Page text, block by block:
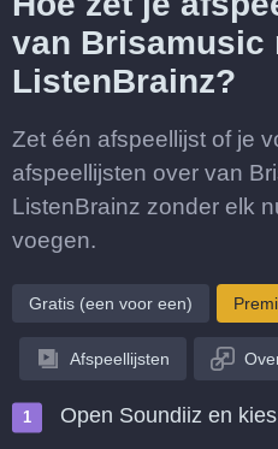
van Brisamusic
ListenBrainz?
Zet één afspeellijst of je
afspeellijsten over van
ListenBrainz zonder elk
voegen.
Gratis (een voor een)
Afspeellijsten
Open Soundiiz en